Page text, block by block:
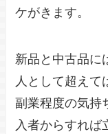
ケがきます。
新品と中古品に
人として超えて
副業程度の気持
入者からすれば